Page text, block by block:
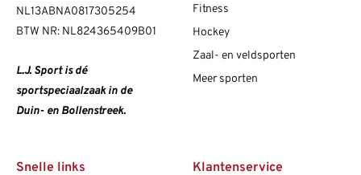
NL13ABNA0817305254
BTW NR: NL824365409B01
L.J. Sport is dé
sportspeciaalzaak in de
Duin- en Bollenstreek.
Fitness
Hockey
Zaal- en veldsporten
Meer sporten
Snelle links Klantenservice